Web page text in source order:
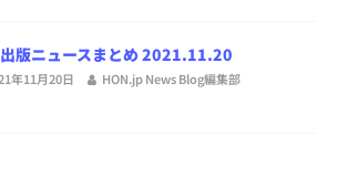
版ニュースまとめ 2021.11.20
年11月20日 HON.jp News Blog編集部